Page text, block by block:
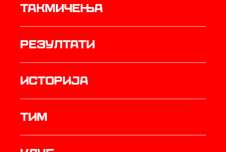
Такмичења
резултати
историја
ТИМ